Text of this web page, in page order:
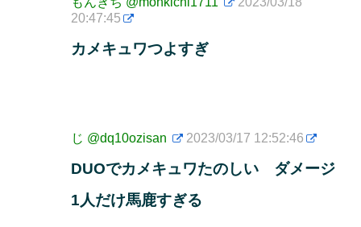
20:47:45
カメキュワつよすぎ
じ @dq10ozisan 2023/03/17 12:52:46
DUOでカメキュワたのしい ダメージ
1人だけ馬鹿すぎる